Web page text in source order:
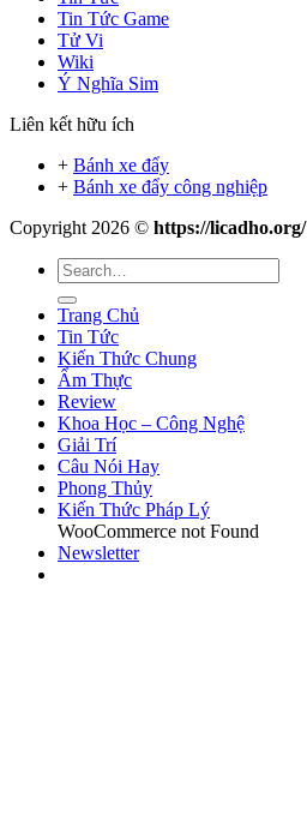
Tin Tức Game
Tử Vi
Wiki
Ý Nghĩa Sim
Liên kết hữu ích
+ Bánh xe đẩy
+ Bánh xe đẩy công nghiệp
Copyright 2026 © https://licadho.org/
Trang Chủ
Tin Tức
Kiến Thức Chung
Ẩm Thực
Review
Khoa Học – Công Nghệ
Giải Trí
Câu Nói Hay
Phong Thủy
Kiến Thức Pháp Lý
WooCommerce not Found
Newsletter